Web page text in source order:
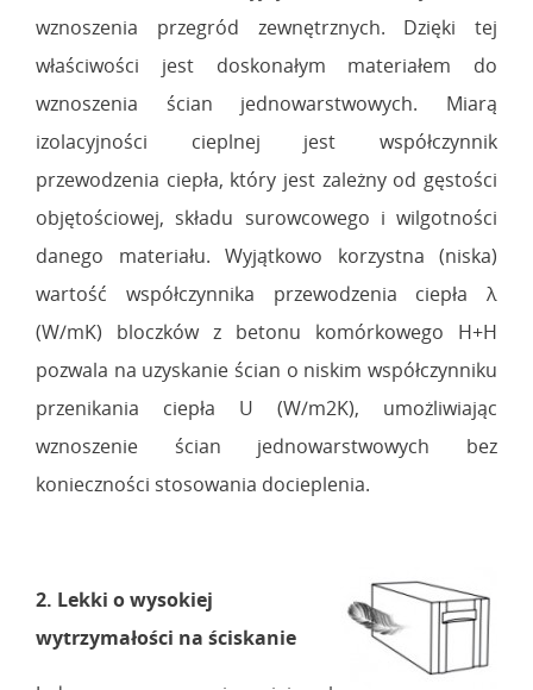
wznoszenia przegród zewnętrznych. Dzięki tej
właściwości jest doskonałym materiałem do
wznoszenia ścian jednowarstwowych. Miarą
izolacyjności cieplnej jest współczynnik
przewodzenia ciepła, który jest zależny od gęstości
objętościowej, składu surowcowego i wilgotności
danego materiału. Wyjątkowo korzystna (niska)
wartość współczynnika przewodzenia ciepła λ
(W/mK) bloczków z betonu komórkowego H+H
pozwala na uzyskanie ścian o niskim współczynniku
przenikania ciepła U (W/m2K), umożliwiając
wznoszenie ścian jednowarstwowych bez
konieczności stosowania docieplenia.
2. Lekki o wysokiej
wytrzymałości na ściskanie